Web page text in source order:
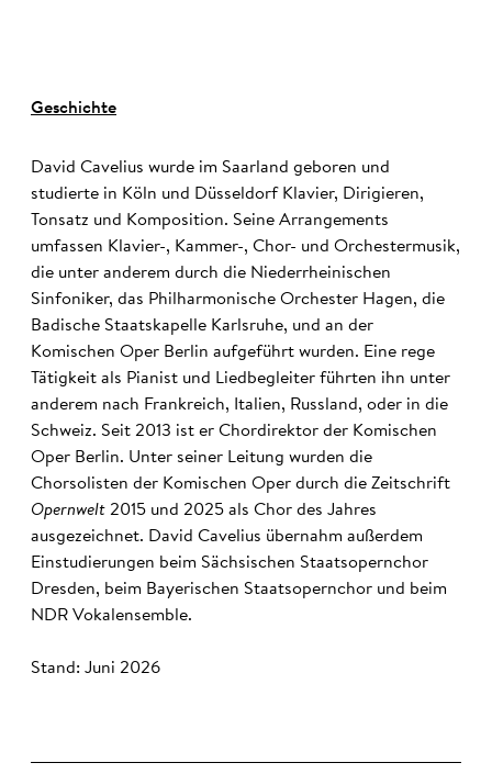
Geschichte
David Cavelius wurde im Saarland geboren und
studierte in Köln und Düsseldorf Klavier, Dirigieren,
Tonsatz und Komposition. Seine Arrangements
umfassen Klavier-, Kammer-, Chor- und Orchestermusik,
die unter anderem durch die Niederrheinischen
Sinfoniker, das Philharmonische Orchester Hagen, die
Badische Staatskapelle Karlsruhe, und an der
Komischen Oper Berlin aufgeführt wurden. Eine rege
Tätigkeit als Pianist und Liedbegleiter führten ihn unter
anderem nach Frankreich, Italien, Russland, oder in die
Schweiz. Seit 2013 ist er Chordirektor der Komischen
Oper Berlin. Unter seiner Leitung wurden die
Chorsolisten der Komischen Oper durch die Zeitschrift
Opernwelt 2015 und 2025 als Chor des Jahres
ausgezeichnet. David Cavelius übernahm außerdem
Einstudierungen beim Sächsischen Staatsopernchor
Dresden, beim Bayerischen Staatsopernchor und beim
NDR Vokalensemble.
Stand: Juni 2026